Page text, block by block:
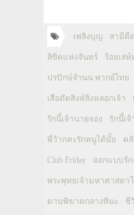
เพลิงบุญ สามีตี
ลิขิตแห่งจันทร์ ร้อยเล่ห์
ปรปักษ์จำนน พากย์ไทย
เสือตัดสิงห์ลิงหลอกเจ้า
รักนี้เจ้านายจอง รักนี้เ
พี่ว้ากคะรักหนูได้มั้ย ค
Club Friday ออกแบบรั
พระพุทธเจ้ามหาศาสดา
ดาบพิฆาตกลางหิมะ ชี